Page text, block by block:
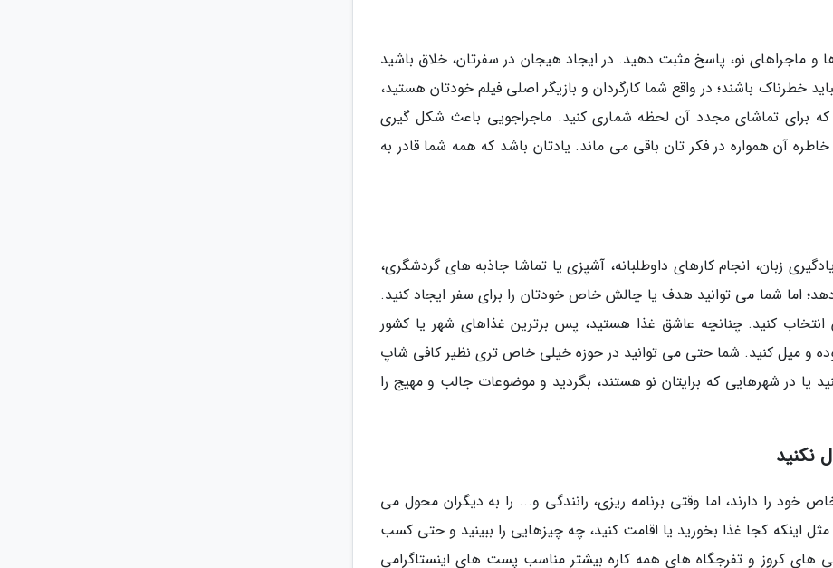
و ماجراهای نو، پاسخ مثبت دهید. در ایجاد هیجان در سفرتان، خلاق باشید
خطرناک باشند؛ در واقع شما کارگردان و بازیگر اصلی فیلم خودتان هستید،
که برای تماشای مجدد آن لحظه شماری کنید. ماجراجویی باعث شکل گیری
آن همواره در فکر تان باقی می ماند. یادتان باشد که همه شما قادر به
زبان، انجام کارهای داوطلبانه، آشپزی یا تماشا جاذبه های گردشگری،
اما شما می توانید هدف یا چالش خاص خودتان را برای سفر ایجاد کنید.
انتخاب کنید. چنانچه عاشق غذا هستید، پس برترین غذاهای شهر یا کشور
و میل کنید. شما حتی می توانید در حوزه خیلی خاص تری نظیر کافی شاپ
یا در شهرهایی که برایتان نو هستند، بگردید و موضوعات جالب و مهیج را
نکنید
خود را دارند، اما وقتی برنامه ریزی، رانندگی و... را به دیگران محول می
اینکه کجا غذا بخورید یا اقامت کنید، چه چیزهایی را ببینید و حتی کسب
های کروز و تفرجگاه های همه کاره بیشتر مناسب پست های اینستاگرامی